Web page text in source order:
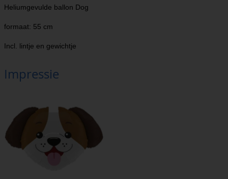
Heliumgevulde ballon Dog
formaat: 55 cm
Incl. lintje en gewichtje
Impressie